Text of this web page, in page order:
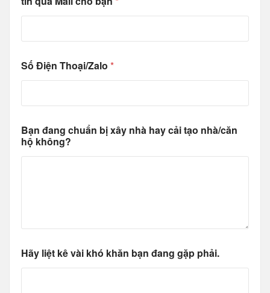
Số Điện Thoại/Zalo *
Bạn đang chuẩn bị xây nhà hay cải tạo nhà/căn
hộ không?
h
ô
Hãy liệt kê vài khó khăn bạn đang gặp phải.